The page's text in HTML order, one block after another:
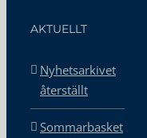
AKTUELLT
Nyhetsarkivet
återställt
Sommarbasket